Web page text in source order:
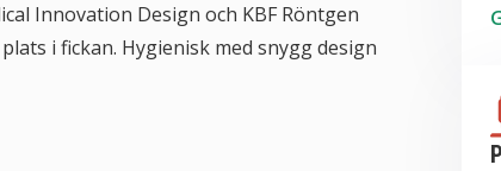
Innovation Design och KBF Röntgen
i fickan. Hygienisk med snygg design